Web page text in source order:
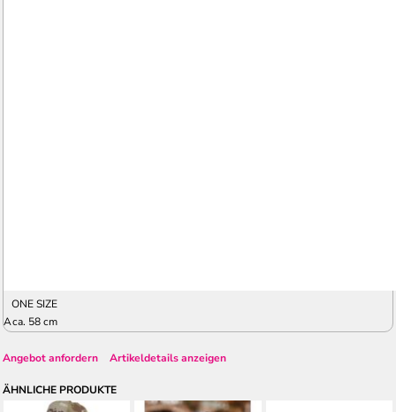
ONE SIZE
Aca. 58 cm
Angebot anfordern Artikeldetails anzeigen
ÄHNLICHE PRODUKTE